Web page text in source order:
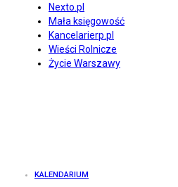
Nexto.pl
Mała księgowość
Kancelarierp.pl
Wieści Rolnicze
Życie Warszawy
KALENDARIUM